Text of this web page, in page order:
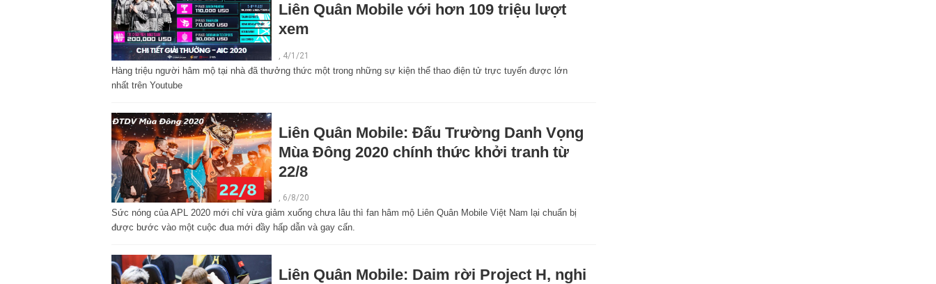
Liên Quân Mobile với hơn 109 triệu lượt
xem
4/1/21
Hàng triệu người hâm mộ tại nhà đã thưởng thức một trong những sự kiện thể thao điện tử trực tuyến được lớn
nhất trên Youtube
Liên Quân Mobile: Đấu Trường Danh Vọng
Mùa Đông 2020 chính thức khởi tranh từ
22/8
6/8/20
Sức nóng của APL 2020 mới chỉ vừa giảm xuống chưa lâu thì fan hâm mộ Liên Quân Mobile Việt Nam lại chuẩn bị
được bước vào một cuộc đua mới đầy hấp dẫn và gay cấn.
Liên Quân Mobile: Daim rời Project H, nghi